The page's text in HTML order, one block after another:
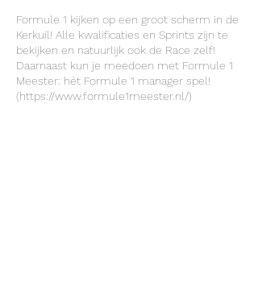
Formule 1 kijken op een groot scherm in de
Kerkuil! Alle kwalificaties en Sprints zijn te
bekijken en natuurlijk ook de Race zelf!
Daarnaast kun je meedoen met Formule 1
Meester: hét Formule 1 manager spel!
(https://www.formule1meester.nl/)